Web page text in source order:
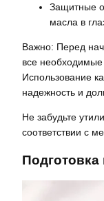
Защитные
масла в
Важно: Перед
все
Использование
надежность и
Не забудьте
соответствии с
Подготовка